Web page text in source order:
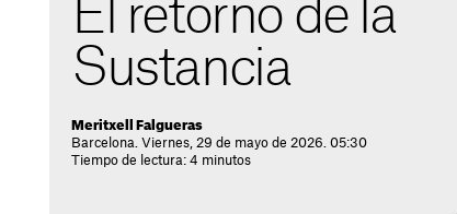
El retorno de la
Sustancia
Meritxell Falgueras
Barcelona. Viernes, 29 de mayo de 2026. 05:30
Tiempo de lectura: 4 minutos